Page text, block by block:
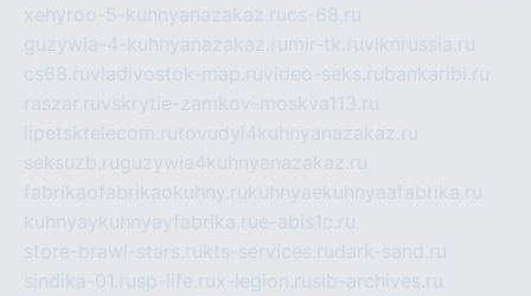
xehyroo-5-kuhnyanazakaz.rucs-68.ru
guzywia-4-kuhnyanazakaz.ru mir-tk.ruvlknrussia.ru
cs68.ruvladivostok-map.ruvideo-seks.rubankaribi.ru
raszar.ruvskrytie-zamkov-moskva113.ru
lipetsktelecom.rutovudyi4kuhnyanazakaz.ru
seksuzb.ruguzywia4kuhnyanazakaz.ru
fabrikaofabrikaokuhny.rukuhnyaekuhnyaafabrika.ru
kuhnyaykuhnyayfabrika.rue-abis1c.ru
store-brawl-stars.rukts-services.rudark-sand.ru
sindika-01.rusp-life.rux-legion.rusib-archives.ru